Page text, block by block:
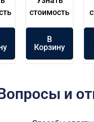
стоимость
В
Корзину
и